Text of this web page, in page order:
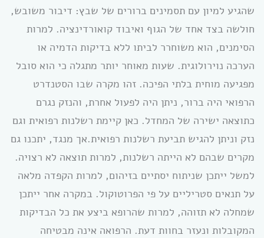
שהגיע למיון עם תסמינים ברורים של שבץ: דיבור משובש,
חולשה בצד אחד של הגוף ואיבוד קואורדינציה. למרות
הסימנים, הוא משוחרר לביתו ללא בדיקות הדמיה או
הערכה נוירולוגית. שעות מאוחר יותר מתגלה כי הוא סובל
מפגיעה מוחית בלתי הפיכה. זהו מקרה שבו הסטנדרט
הרפואי היה ברור, ניתן היה לפעול אחרת, והנזק נגרם
כתוצאה ישירה של המחדל. כאן קיימת רשלנות רפואית וגם
נזק וניתן להגיש תביעת רשלנות רפואית.אך מנגד, יתכנו גם
מקרים שבהם לא הייתה רשלנות, למרות תוצאה לא רצויה.
למשל ייתכן שניתוח יסתיים בזיהום, למרות הקפדה מלאה
על תנאים סטריליים על פי הפרוטוקול. במקרה אחר ייתכן
שמחלה לא תזוהה, למרות שהרופא ביצע את כל הבדיקות
המקובלות ונעזר בחוות דעת. הרפואה אינה מבטיחה